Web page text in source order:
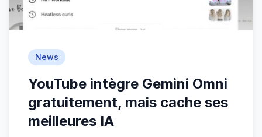
News
YouTube intègre Gemini Omni
gratuitement, mais cache ses
meilleures IA